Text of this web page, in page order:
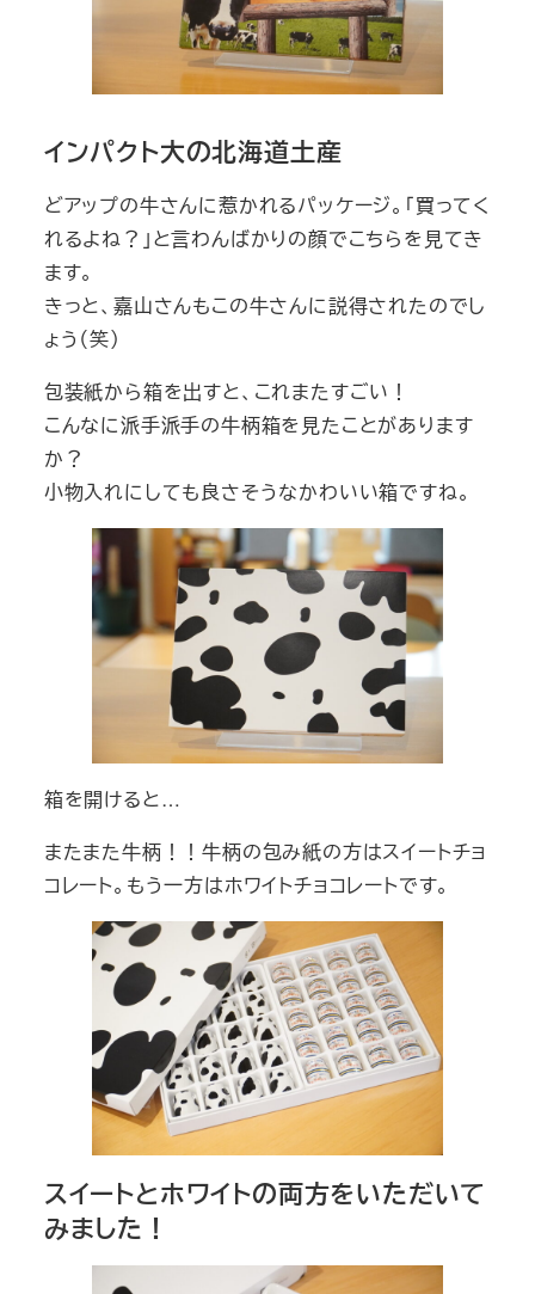
インパクト大の北海道土産
どアップの牛さんに惹かれるパッケージ。「買ってく
れるよね？」と言わんばかりの顔でこちらを見てき
ます。
きっと、嘉山さんもこの牛さんに説得されたのでし
ょう（笑）
包装紙から箱を出すと、これまたすごい！
こんなに派手派手の牛柄箱を見たことがあります
か？
小物入れにしても良さそうなかわいい箱ですね。
箱を開けると…
またまた牛柄！！牛柄の包み紙の方はスイートチョ
コレート。もう一方はホワイトチョコレートです。
スイートとホワイトの両方をいただいて
みました！